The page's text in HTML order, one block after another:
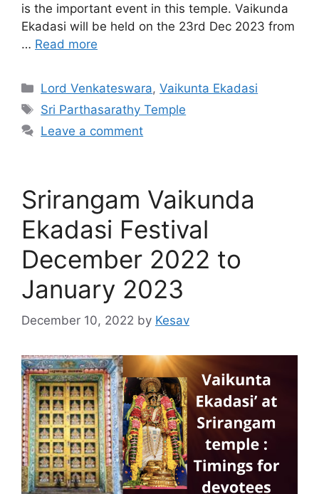
is the important event in this temple. Vaikunda
Ekadasi will be held on the 23rd Dec 2023 from
… Read more
Categories
Lord Venkateswara,Vaikunta Ekadasi
Tags
Sri Parthasarathy Temple
Leave a comment
Srirangam Vaikunda
Ekadasi Festival
December 2022 to
January 2023
December 10, 2022 by Kesav